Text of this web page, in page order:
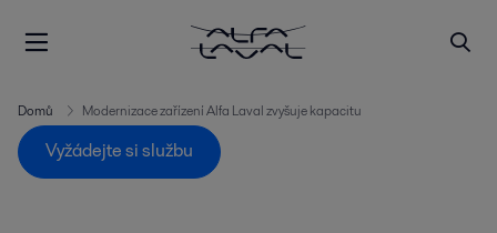
Domů Modernizace zařízení Alfa Laval zvyšuje kapacitu
Vyžádejte si službu